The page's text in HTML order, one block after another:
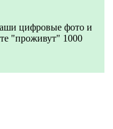
цифровые фото и
"проживут" 1000